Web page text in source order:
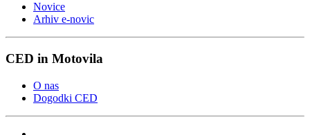
Novice
Arhiv e-novic
CED in Motovila
O nas
Dogodki CED